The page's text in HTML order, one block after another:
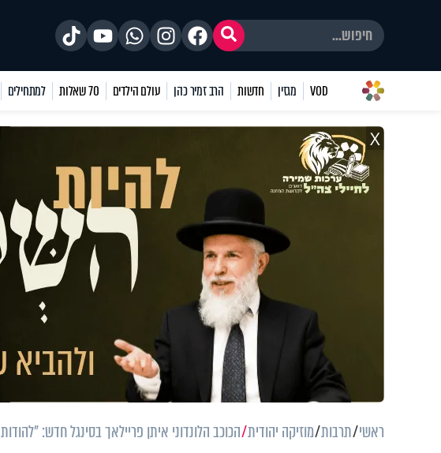
VOD מגזין חדשות הרב זמיר כהן עולם הילדים 70 שאלות למתחילים
X
ראשי תרבות מוזיקה יהודית הכוכב הלונדוני איתן פריילאך בסינגל חדש: